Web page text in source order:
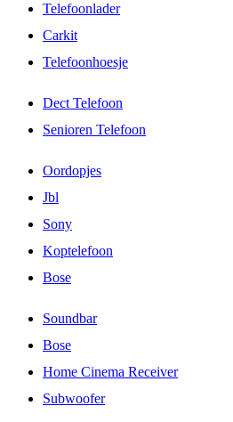
Telefoonlader
Carkit
Telefoonhoesje
Dect Telefoon
Senioren Telefoon
Oordopjes
Jbl
Sony
Koptelefoon
Bose
Soundbar
Bose
Home Cinema Receiver
Subwoofer